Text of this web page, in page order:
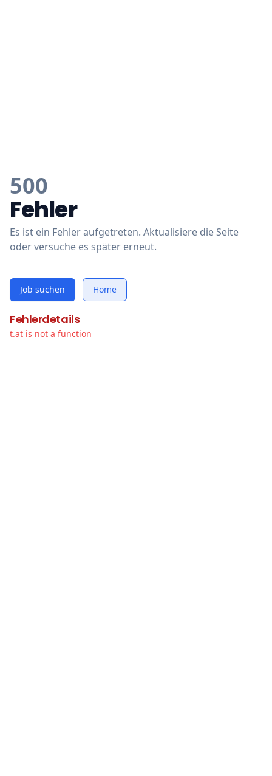
500
Fehler
Es ist ein Fehler aufgetreten. Aktualisiere die Seite
oder versuche es später erneut.
Job suchen Home
Fehlerdetails
t.at is not a function